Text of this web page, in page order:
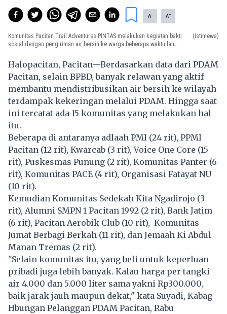
A- A+
Komunitas Pacitan Trail Adventures PINTAS melakukan kegiatan bakti
sosial dengan pengiriman air bersih ke warga beberapa waktu lalu.
(Istimewa)
Halopacitan, Pacitan—Berdasarkan data dari PDAM
Pacitan, selain BPBD, banyak relawan yang aktif
membantu mendistribusikan air bersih ke wilayah
terdampak kekeringan melalui PDAM. Hingga saat
ini tercatat ada 15 komunitas yang melakukan hal
itu.
Beberapa di antaranya adlaah PMI (24 rit), PPMI
Pacitan (12 rit), Kwarcab (3 rit), Voice One Core (15
rit), Puskesmas Punung (2 rit), Komunitas Panter (6
rit), Komunitas PACE (4 rit), Organisasi Fatayat NU
(10 rit).
Kemudian Komunitas Sedekah Kita Ngadirojo (3
rit), Alumni SMPN 1 Pacitan 1992 (2 rit), Bank Jatim
(6 rit), Pacitan Aerobik Club (10 rit), Komunitas
Jumat Berbagi Berkah (11 rit), dan Jemaah Ki Abdul
Manan Tremas (2 rit).
"Selain komunitas itu, yang beli untuk keperluan
pribadi juga lebih banyak. Kalau harga per tangki
air 4.000 dan 5.000 liter sama yakni Rp300.000,
baik jarak jauh maupun dekat," kata Suyadi, Kabag
Hbungan Pelanggan PDAM Pacitan, Rabu